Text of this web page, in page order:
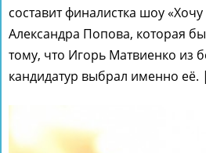
составит финалистка шоу
Александра Попова, которая
тому, что Игорь Матвиенко из
кандидатур выбрал именно её.